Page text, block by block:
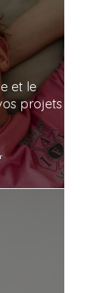
et le
projets